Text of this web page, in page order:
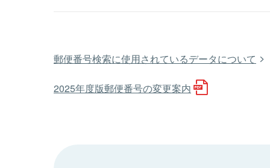
郵便番号検索に使用されているデータについて
2025年度版郵便番号の変更案内